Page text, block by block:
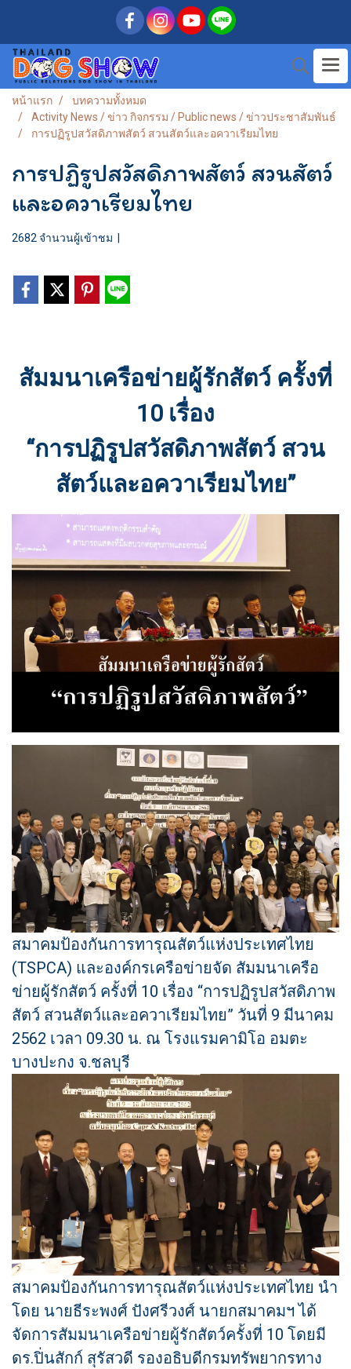
หน้าแรก
บทความทั้งหมด
Activity News / ข่าว กิจกรรม / Public news / ข่าวประชาสัมพันธ์
การปฏิรูปสวัสดิภาพสัตว์ สวนสัตว์และอควาเรียมไทย
การปฏิรูปสวัสดิภาพสัตว์ สวนสัตว์
และอควาเรียมไทย
2682 จำนวนผู้เข้าชม
สัมมนาเครือข่ายผู้รักสัตว์ ครั้งที่
10 เรื่อง
“การปฏิรูปสวัสดิภาพสัตว์ สวน
สัตว์และอควาเรียมไทย”
สมาคมป้องกันการทารุณสัตว์แห่งประเทศไทย
(TSPCA) และองค์กรเครือข่ายจัด สัมมนาเครือ
ข่ายผู้รักสัตว์ ครั้งที่ 10 เรื่อง “การปฏิรูปสวัสดิภาพ
สัตว์ สวนสัตว์และอควาเรียมไทย” วันที่ 9 มีนาคม
2562 เวลา 09.30 น. ณ โรงแรมคามิโอ อมตะ
บางปะกง จ.ชลบุรี
สมาคมป้องกันการทารุณสัตว์แห่งประเทศไทย นำ
โดย นายธีระพงศ์ ปังศรีวงศ์ นายกสมาคมฯ ได้
จัดการสัมมนาเครือข่ายผู้รักสัตว์ครั้งที่ 10 โดยมี
ดร.ปิ่นสักก์ สุรัสวดี รองอธิบดีกรมทรัพยากรทาง